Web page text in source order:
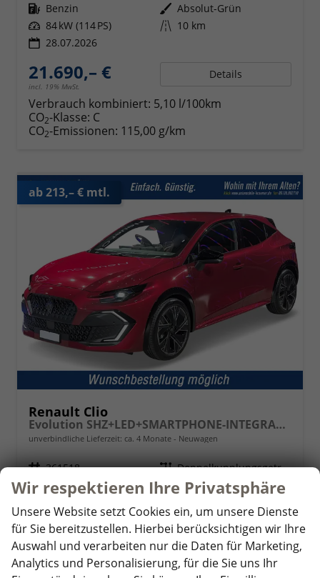
Kraftstoff Benzin Außenfarbe Absolut-Grün
Leistung 84 kW (114 PS) Kilometerstand 10 km
28.07.2026
21.690,– €
incl. 19% MwSt.
Details
Verbrauch kombiniert: 5,10 l/100km
CO2-Klasse: C
CO2-Emissionen: 115,00 g/km
ab 213,– € mtl.
Renault Clio
Evolution SHZ+LED+SMARTPHONE-INTEGRATION
unverbindliche Lieferzeit: ca. 4 Monate Neuwagen
Fahrzeugnr. 361518 Getriebe
Doppelkupplungsgetriebe (DSG)
Kraftstoff Benzin Leistung 84 kW (114 PS)
21.960,– €
incl. 19% MwSt.
Details
Verbrauch kombiniert:5,10 l/100km
CO2-Klasse: D
CO
-Emissionen: 116,00 g/km
Wir respektieren Ihre Privatsphäre
Unsere Website setzt Cookies ein, um unsere Dienste
für Sie bereitzustellen. Hierbei berücksichtigen wir Ihre
Auswahl und verarbeiten nur die Daten für Marketing,
Analytics und Personalisierung, für die Sie uns Ihr